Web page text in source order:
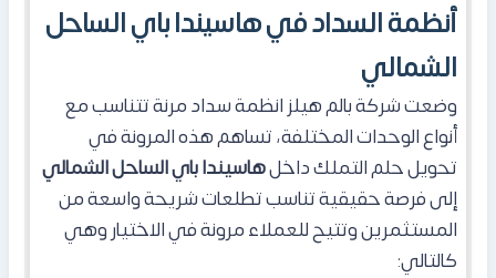
أنظمة السداد في هاسيندا باي الساحل
الشمالي
وضعت شركة بالم هيلز انظمة سداد مرنة تتناسب مع
أنواع الوحدات المختلفة، تساهم هذه المرونة في
تحويل حلم التملك داخلهاسيندا باي الساحل الشمالي
إلى فرصة حقيقية تناسب تطلعات شريحة واسعة من
المستثمرين وتتيح للعملاء مرونة في الاختيار وهي
كالتالي: